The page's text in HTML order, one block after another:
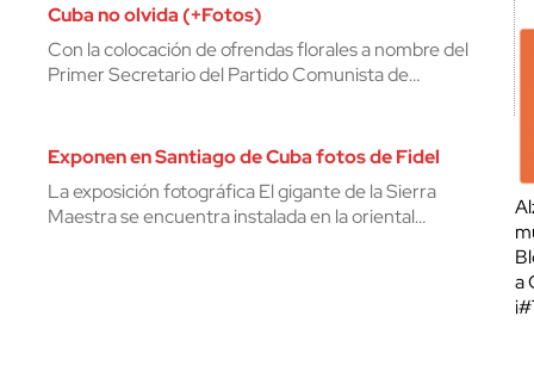
Cuba no olvida (+Fotos)
Con la colocación de ofrendas florales a nombre del
Primer Secretario del Partido Comunista de…
Exponen en Santiago de Cuba fotos de Fidel
La exposición fotográfica El gigante de la Sierra
Maestra se encuentra instalada en la oriental…
a